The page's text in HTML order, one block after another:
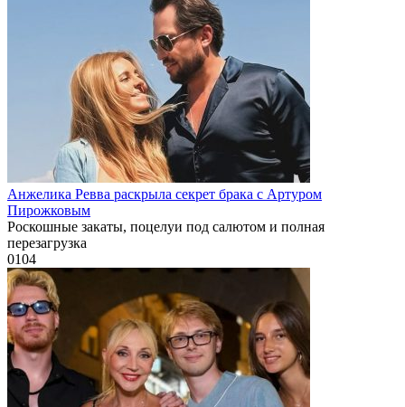
Анжелика Ревва раскрыла секрет брака с Артуром
Пирожковым
Роскошные закаты, поцелуи под салютом и полная
перезагрузка
0104